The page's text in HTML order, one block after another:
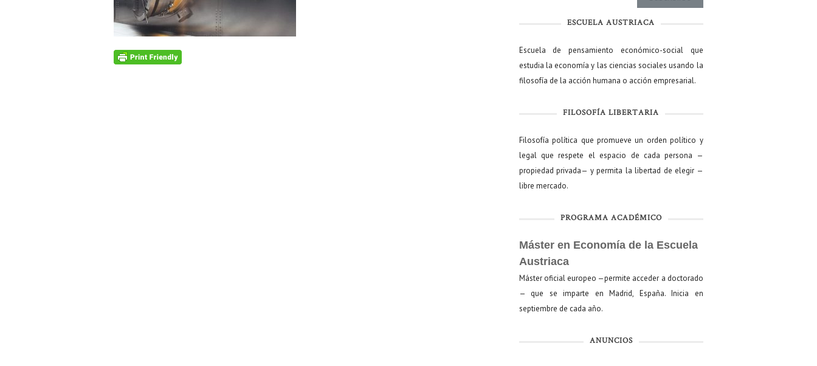
ESCUELA AUSTRIACA
Escuela de pensamiento económico-social que
estudia la economía y las ciencias sociales usando la
filosofía de la acción humana o acción empresarial.
FILOSOFÍA LIBERTARIA
Filosofía política que promueve un orden político y
legal que respete el espacio de cada persona —
propiedad privada— y permita la libertad de elegir —
libre mercado.
PROGRAMA ACADÉMICO
Máster en Economía de la Escuela
Austriaca
Máster oficial europeo —permite acceder a doctorado
— que se imparte en Madrid, España. Inicia en
septiembre de cada año.
ANUNCIOS